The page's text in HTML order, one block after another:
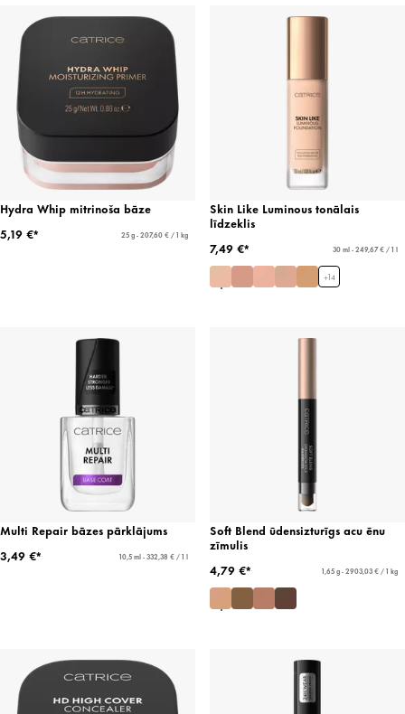
Hydra Whip mitrinoša bāze
5,19 €*
25 g - 207,60 € / 1 kg
Skin Like Luminous tonālais
līdzeklis
7,49 €*
30 ml - 249,67 € / 1 l
+14
Multi Repair bāzes pārklājums
3,49 €*
10,5 ml - 332,38 € / 1 l
Soft Blend ūdensizturīgs acu ēnu
zīmulis
4,79 €*
1,65 g - 2903,03 € / 1 kg